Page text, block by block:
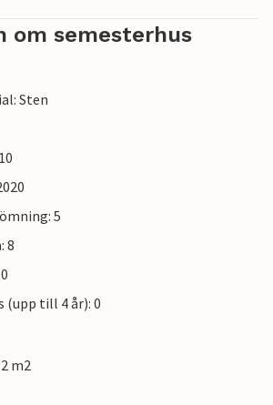
om semesterhus
Sten
5
8
(upp till 4 år): 0
m2